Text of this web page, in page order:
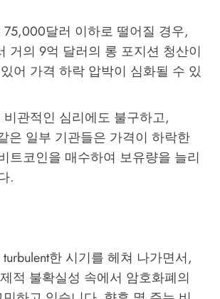
75,000달러 이하로 떨어질 경우,
거의 9억 달러의 롱 포지션 청산이
어 가격 하락 압박이 심화될 수 있
비관적인 심리에도 불구하고,
은 일부 기관들은 가격이 하락한
트코인을 매수하여 보유량을 늘리
.
한 시기를 헤쳐 나가면서,
적 불확실성 속에서 암호화폐의